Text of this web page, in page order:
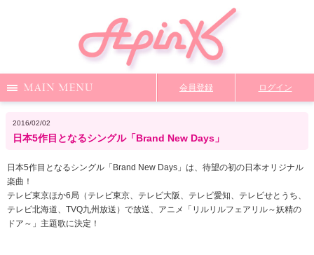
News
Video Q&A From Apink Wallpaper
会員登録 ログイン
2016/02/02
日本5作目となるシングル「Brand New Days」
日本5作目となるシングル「Brand New Days」は、待望の初の日本オリジナル
楽曲！
テレビ東京ほか6局（テレビ東京、テレビ大阪、テレビ愛知、テレビせとうち、
テレビ北海道、TVQ九州放送）で放送、アニメ「リルリルフェアリル～妖精の
ドア～」主題歌に決定！